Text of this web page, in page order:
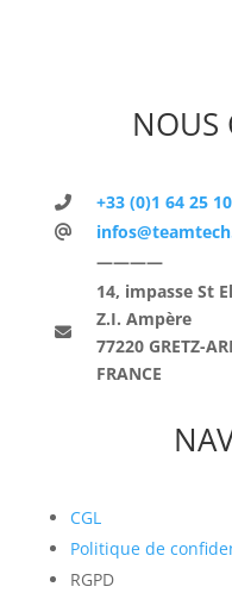
NOUS
+33 (0)1 64 25
————
14, impasse St
Z.I. Ampère
77220 GRETZ-
FRANCE
CGL
Politique de
RGPD